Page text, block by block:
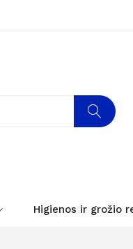
Higienos ir grožio